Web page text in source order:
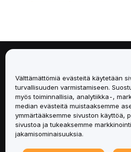
Palvelut
Tuki
Tuotteet
Välttämättömiä evästeitä käytetään
turvallisuuden varmistamiseen.
myös toiminnallisia, analytiikka-,
median evästeitä muistaaksemme
ymmärtääksemme sivuston käyttöä,
sivustoa ja tukeaksemme
jakamisominaisuuksia.